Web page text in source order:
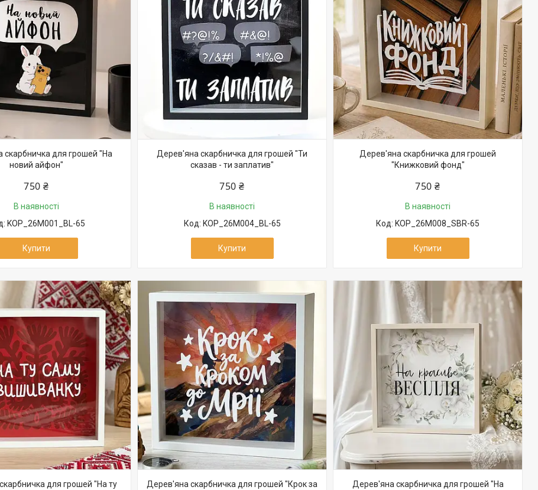
скарбничка для грошей "На
новий айфон"
750 ₴
В наявності
KOP_26M001_BL-65
Купити
Дерев'яна скарбничка для грошей "Ти
сказав - ти заплатив"
750 ₴
В наявності
KOP_26M004_BL-65
Купити
Дерев'яна скарбничка для грошей
"Книжковий фонд"
750 ₴
В наявності
KOP_26M008_SBR-65
Купити
для грошей "На ту
Дерев'яна скарбничка для грошей "Крок за
Дерев'яна скарбничка для грошей "На